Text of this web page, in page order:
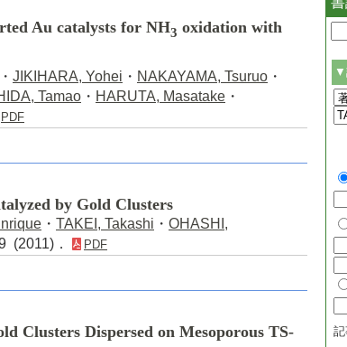
Au catalysts for NH3 oxidation with
・ JIKIHARA, Yohei ・ NAKAYAMA, Tsuruo ・
Tamao ・ HARUTA, Masatake ・
PDF
by Gold Clusters
・ TAKEI, Takashi ・ OHASHI,
(2011)． PDF
Clusters Dispersed on Mesoporous TS-
▼
記